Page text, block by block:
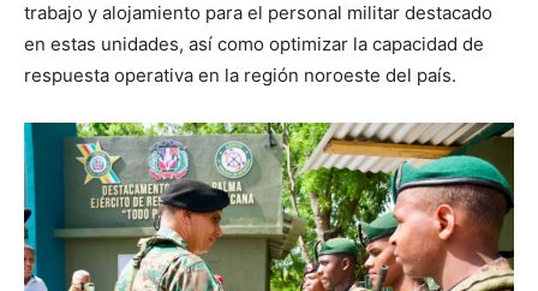
trabajo y alojamiento para el personal militar destacado
en estas unidades, así como optimizar la capacidad de
respuesta operativa en la región noroeste del país.